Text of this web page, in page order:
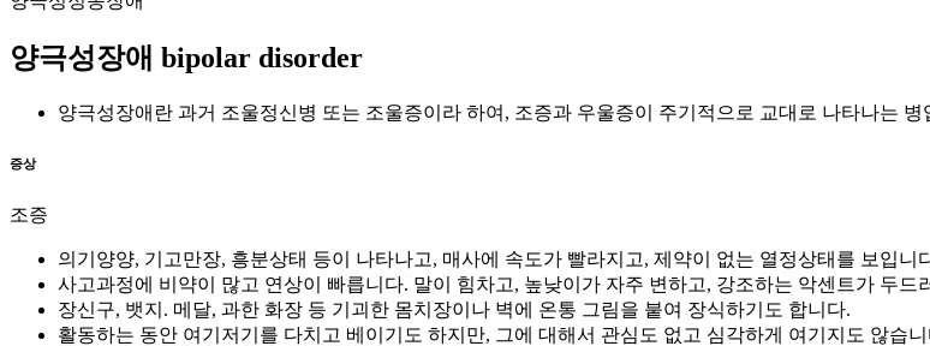
양극성장애 bipolar disorder
양극성장애란 과거 조울정신병 또는 조울증이라 하여, 조증과 우울증이 주기적으로 교대로 나타나는 병
증상
조증
의기양양, 기고만장, 흥분상태 등이 나타나고, 매사에 속도가 빨라지고, 제약이 없는 열정상태를 보입니
사고과정에 비약이 많고 연상이 빠릅니다. 말이 힘차고, 높낮이가 자주 변하고, 강조하는 악센트가 두
장신구, 뱃지. 메달, 과한 화장 등 기괴한 몸치장이나 벽에 온통 그림을 붙여 장식하기도 합니다.
활동하는 동안 여기저기를 다치고 베이기도 하지만, 그에 대해서 관심도 없고 심각하게 여기지도 않습니